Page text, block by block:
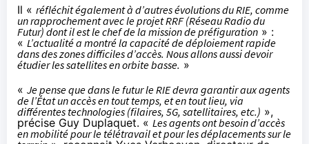
Il « réfléchit également à d’autres évolutions du RIE, comme
un rapprochement avec le projet RRF (Réseau Radio du
Futur) dont il est le chef de la mission de préfiguration » :
« L’actualité a montré la capacité de déploiement rapide
dans des zones difficiles d’accès. Nous allons aussi devoir
étudier les satellites en orbite basse. »
« Je pense que dans le futur le RIE devra garantir aux agents
de l’État un accès en tout temps, et en tout lieu, via
différentes technologies (filaires, 5G, satellitaires, etc.) »,
précise Guy Duplaquet. « Les agents ont besoin d’accès
en mobilité pour le télétravail et pour les déplacements sur le